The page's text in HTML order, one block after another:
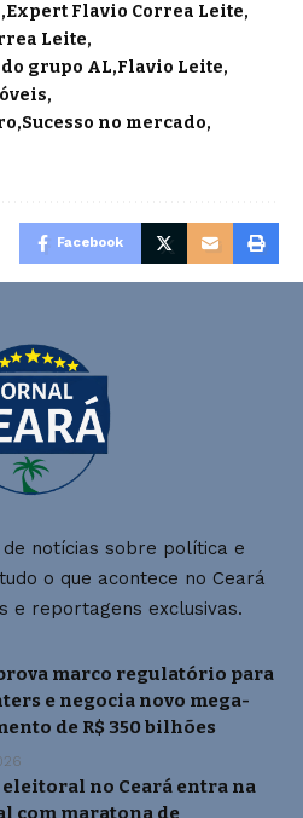
Expert Flavio Correa Leite
Leite
grupo AL Flavio Leite
Sucesso no mercado
Facebook
notícias sobre política e
o que acontece no Ceará
e reportagens exclusivas.
marco regulatório para
e negocia novo mega-
de R$ 350 bilhões
no Ceará entra na
com maratona de